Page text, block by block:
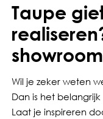
Taupe
showroom
Wil je zeker weten
Dan is het
Laat je inspireren